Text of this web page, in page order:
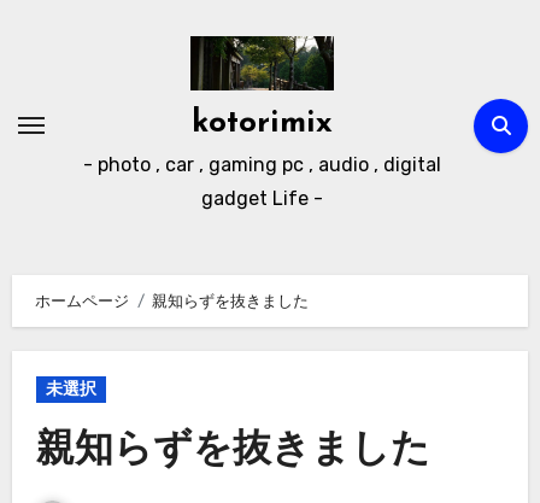
kotorimix
- photo , car , gaming pc , audio , digital
gadget Life -
ホームページ 親知らずを抜きました
未選択
親知らずを抜きました